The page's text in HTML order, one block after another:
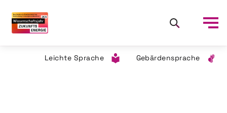
Leichte Sprache Gebärdensprache